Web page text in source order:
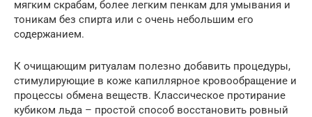
мягким скрабам, более легким пенкам для умывания и
тоникам без спирта или с очень небольшим его
содержанием.
К очищающим ритуалам полезно добавить процедуры,
стимулирующие в коже капиллярное кровообращение и
процессы обмена веществ. Классическое протирание
кубиком льда – простой способ восстановить ровный